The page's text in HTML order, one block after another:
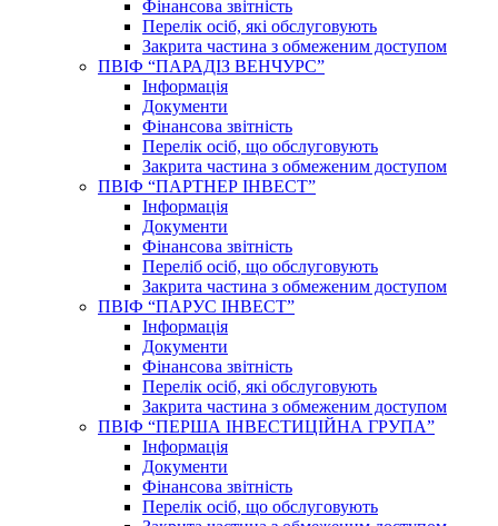
Фінансова звітність
Перелік осіб, які обслуговують
Закрита частина з обмеженим доступом
ПВІФ “ПАРАДІЗ ВЕНЧУРС”
Інформація
Документи
Фінансова звітність
Перелік осіб, що обслуговують
Закрита частина з обмеженим доступом
ПВІФ “ПАРТНЕР ІНВЕСТ”
Інформація
Документи
Фінансова звітність
Переліб осіб, що обслуговують
Закрита частина з обмеженим доступом
ПВІФ “ПАРУС ІНВЕСТ”
Інформація
Документи
Фінансова звітність
Перелік осіб, які обслуговують
Закрита частина з обмеженим доступом
ПВІФ “ПЕРША ІНВЕСТИЦІЙНА ГРУПА”
Інформація
Документи
Фінансова звітність
Перелік осіб, що обслуговують